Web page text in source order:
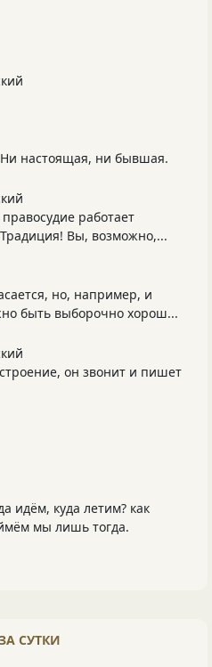
настоящая, ни бывшая.
работает
Вы, возможно,...
но, например, и
быть выборочно хорош...
он звонит и пишет
идём, куда летим? как
мы лишь тогда.
СУТКИ